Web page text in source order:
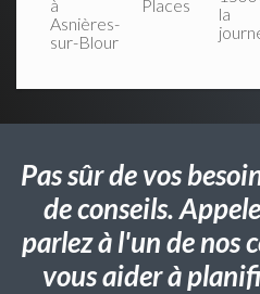
à
Asnières-
sur-Blour
Places
la
Pas sûr de vos
de conseils.
parlez à l'un de nos
vous aider à